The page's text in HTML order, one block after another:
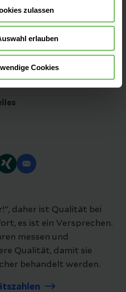
zulassen
erlauben
Cookies
daher ist Qualität bei
es ist ein Versprechen.
messen und
Qualität, damit sie
behandelt werden.